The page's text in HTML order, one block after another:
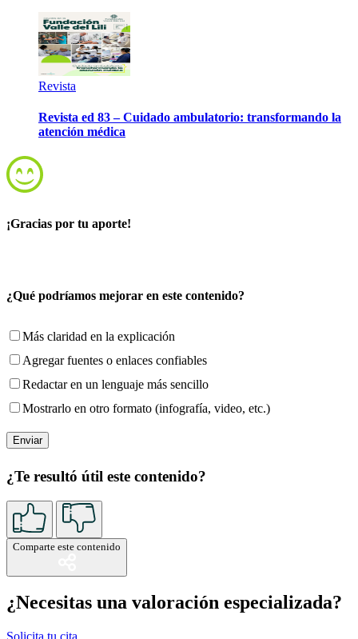
Revista
Revista ed 83 – Cuidado ambulatorio: transformando la
atención médica
¡Gracias por tu aporte!
¿Qué podríamos mejorar en este contenido?
Más claridad en la explicación
Agregar fuentes o enlaces confiables
Redactar en un lenguaje más sencillo
Mostrarlo en otro formato (infografía, video, etc.)
¿Te resultó útil este contenido?
Comparte este contenido
¿Necesitas una valoración especializada?